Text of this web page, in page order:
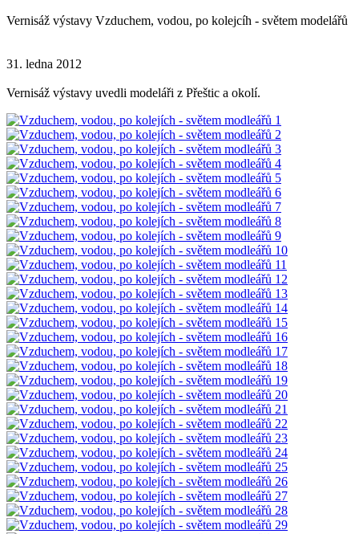
Vernisáž výstavy Vzduchem, vodou, po kolejcíh - světem modelářů
31. ledna 2012
Vernisáž výstavy uvedli modeláři z Přeštic a okolí.